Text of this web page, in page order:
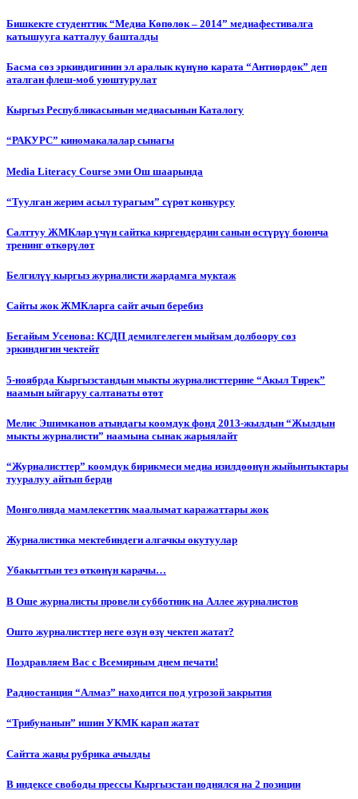
Бишкекте студенттик “Медиа Көпөлөк – 2014” медиафестивалга
катышууга катталуу башталды
Басма сөз эркиндигинин эл аралык күнүнө карата “Антиөрдөк” деп
аталган флеш-моб уюштурулат
Кыргыз Республикасынын медиасынын Каталогу
“РАКУРС” киномакалалар сынагы
Media Literacy Сourse эми Ош шаарында
“Туулган жерим асыл турагым” сүрөт конкурсу
Салттуу ЖМКлар үчүн сайтка киргендердин санын өстүрүү боюнча
тренинг өткөрүлөт
Белгилүү кыргыз журналисти жардамга муктаж
Сайты жок ЖМКларга сайт ачып беребиз
Бегайым Усенова: КСДП демилгелеген мыйзам долбоору сөз
эркиндигин чектейт
5-ноябрда Кыргызстандын мыкты журналисттерине “Акыл Тирек”
наамын ыйгаруу салтанаты өтөт
Мелис Эшимканов атындагы коомдук фонд 2013-жылдын “Жылдын
мыкты журналисти” наамына сынак жарыялайт
“Журналисттер” коомдук бирикмеси медиа изилдөөнүн жыйынтыктары
тууралуу айтып берди
Монголияда мамлекеттик маалымат каражаттары жок
Журналистика мектебиндеги алгачкы окутуулар
Убакыттын тез өткөнүн карачы…
В Оше журналисты провели субботник на Аллее журналистов
Ошто журналисттер неге өзүн өзү чектеп жатат?
Поздравляем Вас с Всемирным днем печати!
Радиостанция “Алмаз” находится под угрозой закрытия
“Трибунанын” ишин УКМК карап жатат
Сайтта жаңы рубрика ачылды
В индексе свободы прессы Кыргызстан поднялся на 2 позиции